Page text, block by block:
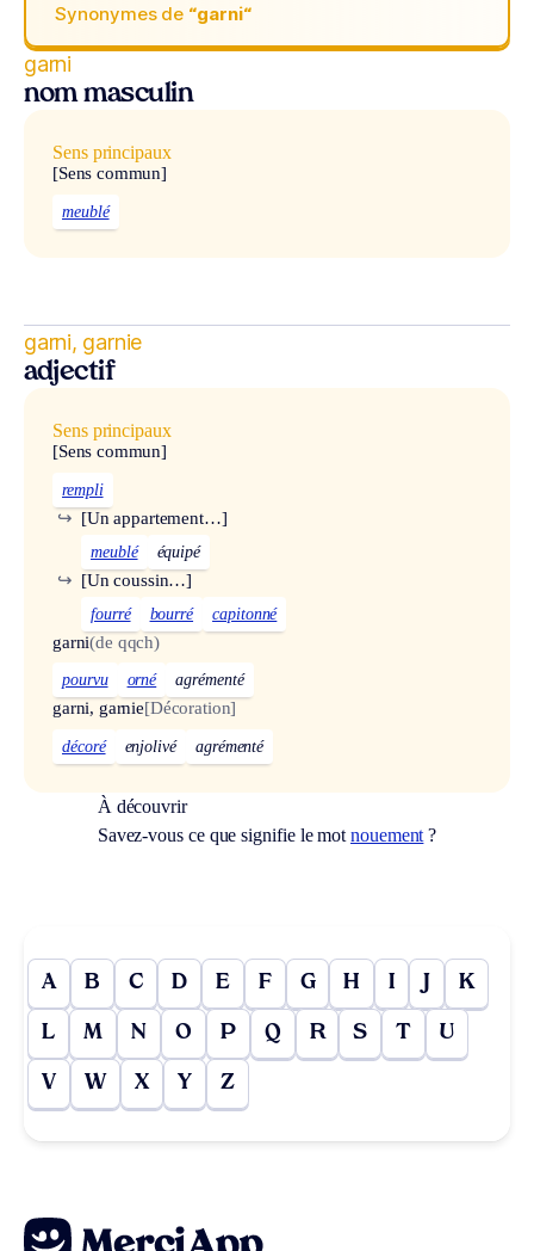
Synonymes de “garni“
garni
nom masculin
Sens principaux
[Sens commun]
meublé
garni, garnie
adjectif
Sens principaux
[Sens commun]
rempli
[Un appartement…]
↪
meublé équipé
[Un coussin…]
↪
fourré bourré capitonné
garni(de qqch)
pourvu orné agrémenté
garni, garnie[Décoration]
décoré enjolivé agrémenté
À découvrir
Savez-vous ce que signifie le motnouement ?
A B C D E F G H I J K
L M N O P Q R S T U
V W X Y Z